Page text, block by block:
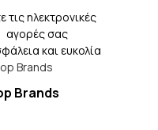
τις ηλεκτρονικές
αγορές σας
και ευκολία
Βrands